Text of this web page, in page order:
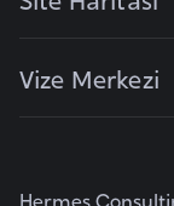
Vize Merkezi
Hermes
i
u